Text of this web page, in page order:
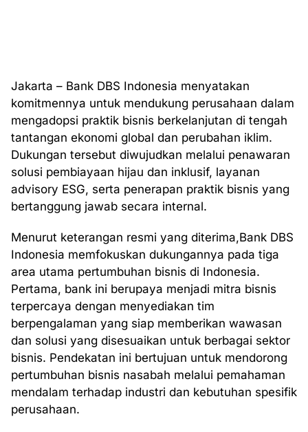
Jakarta – Bank DBS Indonesia menyatakan
komitmennya untuk mendukung perusahaan dalam
mengadopsi praktik bisnis berkelanjutan di tengah
tantangan ekonomi global dan perubahan iklim.
Dukungan tersebut diwujudkan melalui penawaran
solusi pembiayaan hijau dan inklusif, layanan
advisory ESG, serta penerapan praktik bisnis yang
bertanggung jawab secara internal.
Menurut keterangan resmi yang diterima,Bank DBS
Indonesia memfokuskan dukungannya pada tiga
area utama pertumbuhan bisnis di Indonesia.
Pertama, bank ini berupaya menjadi mitra bisnis
terpercaya dengan menyediakan tim
berpengalaman yang siap memberikan wawasan
dan solusi yang disesuaikan untuk berbagai sektor
bisnis. Pendekatan ini bertujuan untuk mendorong
pertumbuhan bisnis nasabah melalui pemahaman
mendalam terhadap industri dan kebutuhan spesifik
perusahaan.